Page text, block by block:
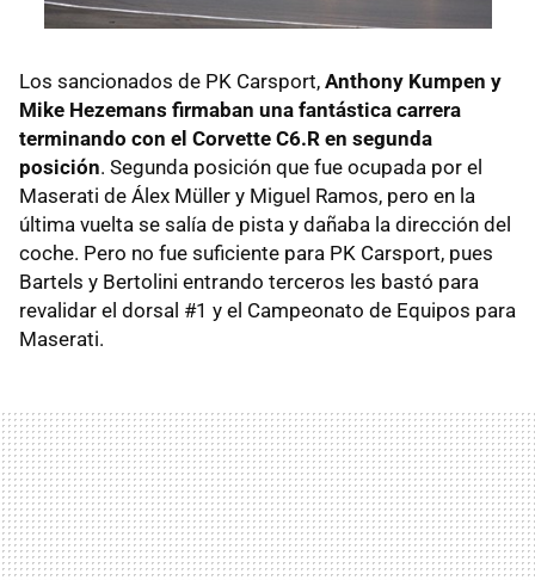
Los sancionados de PK Carsport, Anthony Kumpen y
Mike Hezemans firmaban una fantástica carrera
terminando con el Corvette C6.R en segunda
posición. Segunda posición que fue ocupada por el
Maserati de Álex Müller y Miguel Ramos, pero en la
última vuelta se salía de pista y dañaba la dirección del
coche. Pero no fue suficiente para PK Carsport, pues
Bartels y Bertolini entrando terceros les bastó para
revalidar el dorsal #1 y el Campeonato de Equipos para
Maserati.